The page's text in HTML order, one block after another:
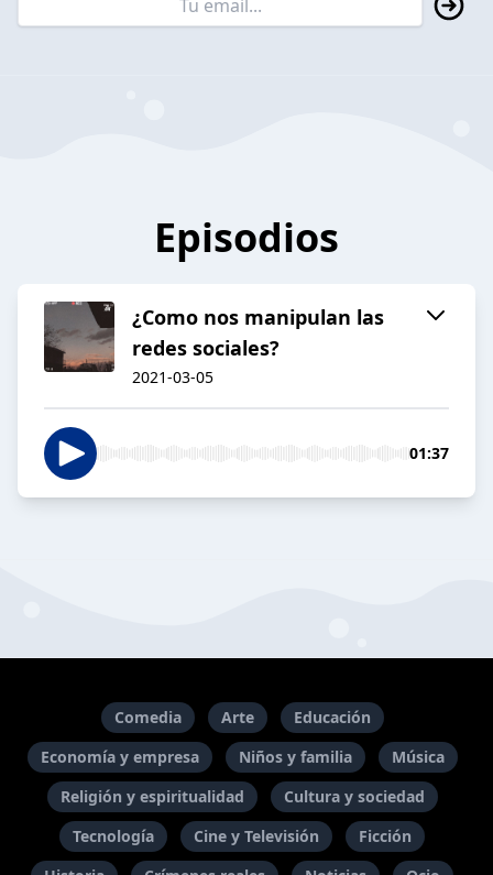
Episodios
¿Como nos manipulan las
redes sociales?
2021-03-05
01:37
Comedia Arte
Educación
Economía y empresa
Niños y familia
Música
Religión y espiritualidad
Cultura y sociedad
Tecnología
Cine y Televisión
Ficción